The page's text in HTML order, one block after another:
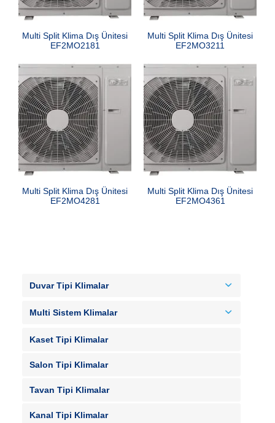
Multi Split Klima Dış Ünitesi
EF2MO2181
Multi Split Klima Dış Ünitesi
EF2MO3211
Multi Split Klima Dış Ünitesi
EF2MO4281
Multi Split Klima Dış Ünitesi
EF2MO4361
Duvar Tipi Klimalar
Multi Sistem Klimalar
Kaset Tipi Klimalar
Salon Tipi Klimalar
Tavan Tipi Klimalar
Kanal Tipi Klimalar